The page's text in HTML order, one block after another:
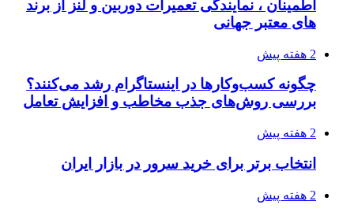
اطمینان ، نمایندگی تعمیرات دوربین و لنز از برند
های معتبر جهانی
2 هفته پیش
چگونه کسب‌وکارها در اینستاگرام رشد می‌کنند؟
بررسی روش‌های جذب مخاطب و افزایش تعامل
2 هفته پیش
انتخاب برتر برای خرید سرور در بازار ایران
2 هفته پیش